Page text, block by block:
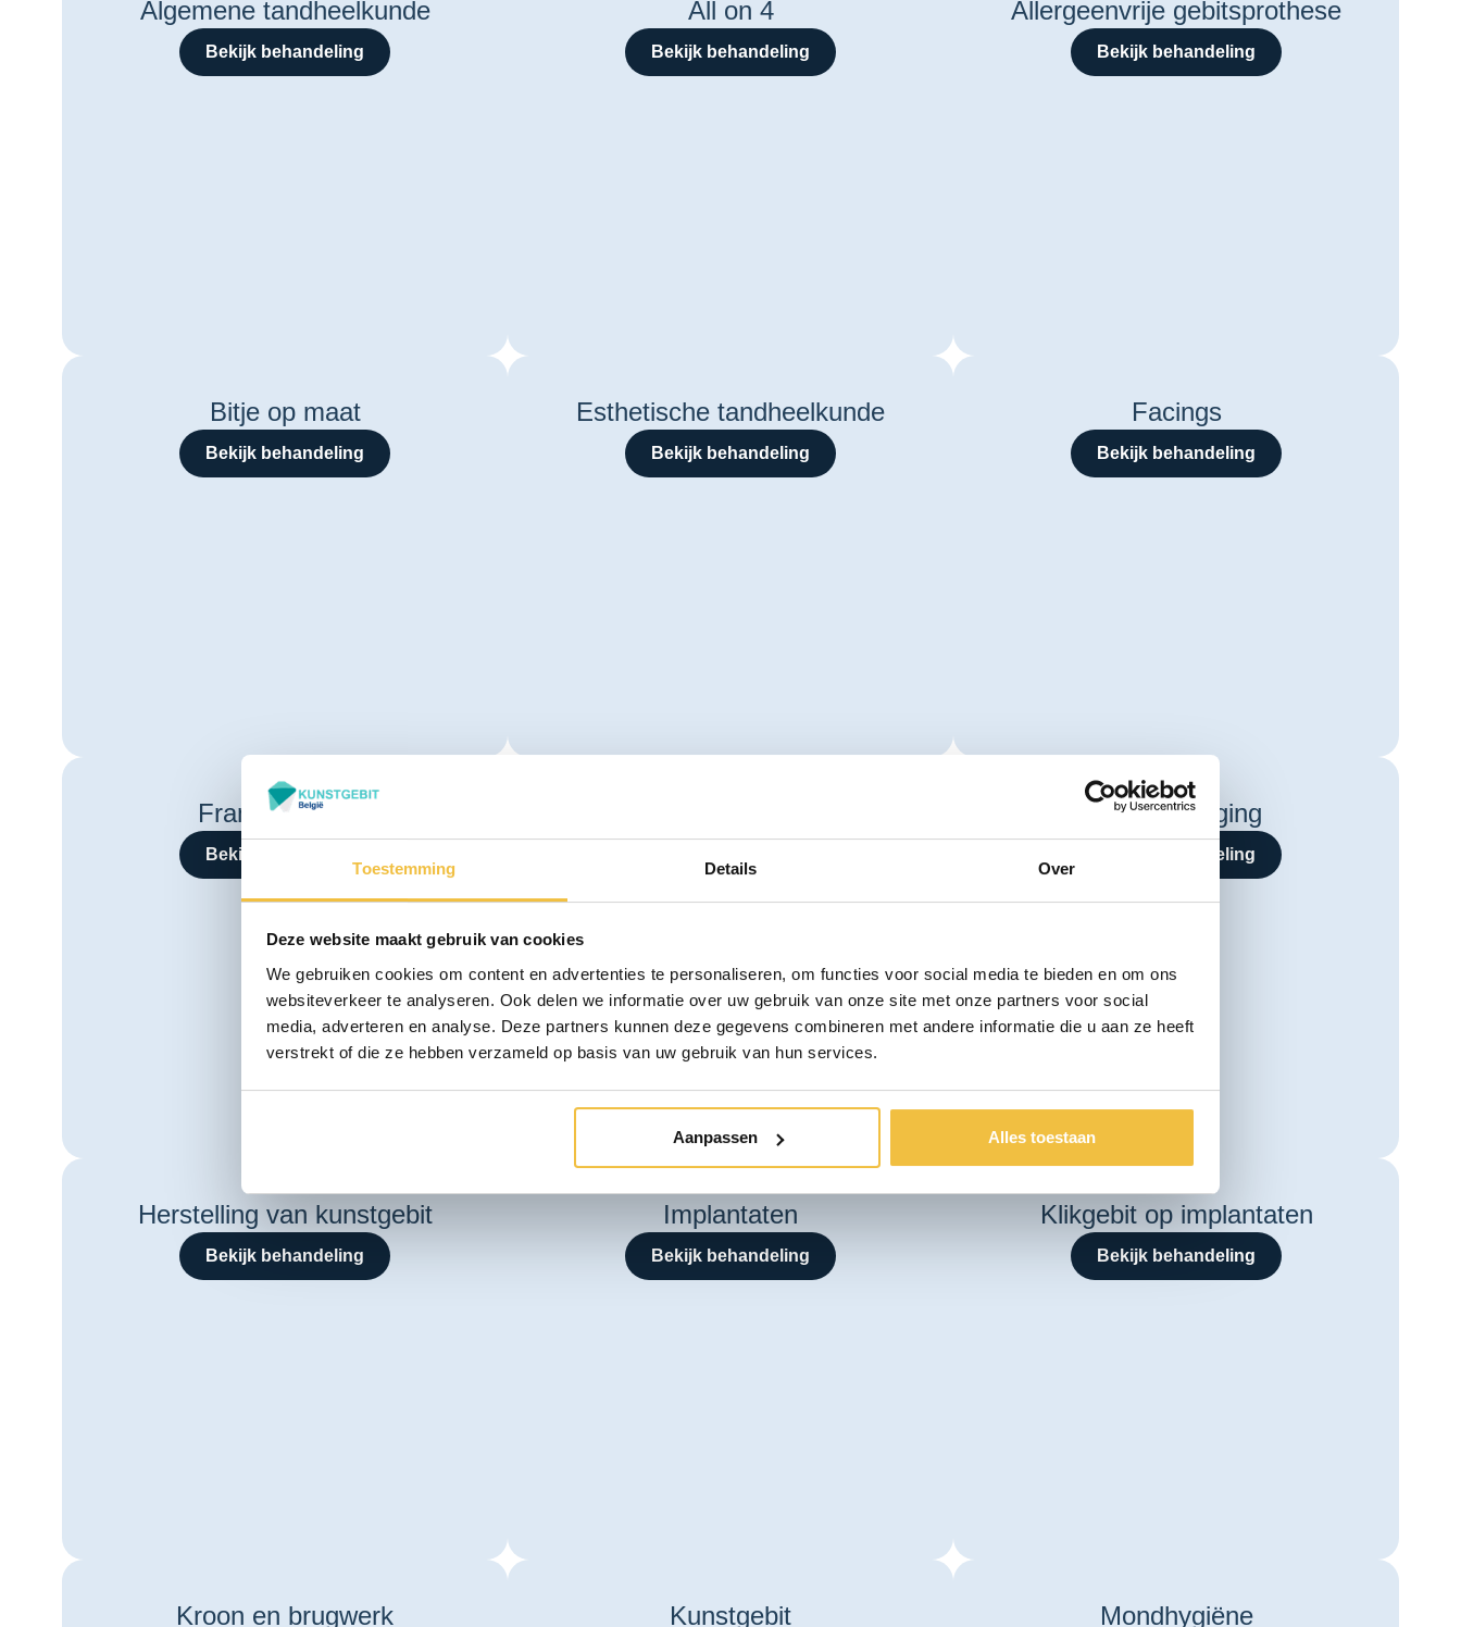
Toestemming Details Over
Deze website maakt gebruik van cookies
We gebruiken cookies om content en advertenties te personaliseren, om functies voor social media te bieden en om ons
websiteverkeer te analyseren. Ook delen we informatie over uw gebruik van onze site met onze partners voor social
media, adverteren en analyse. Deze partners kunnen deze gegevens combineren met andere informatie die u aan ze heeft
verstrekt of die ze hebben verzameld op basis van uw gebruik van hun services.
Aanpassen Alles toestaan
Algemene tandheelkunde
Bekijk behandeling
All on 4
Bekijk behandeling
Allergeenvrije gebitsprothese
Bekijk behandeling
Bitje op maat
Bekijk behandeling
Esthetische tandheelkunde
Bekijk behandeling
Facings
Bekijk behandeling
Frameprothese
Bekijk behandeling
Gebitsreiniging
Bekijk behandeling
Herstelling van kunstgebit
Bekijk behandeling
Implantaten
Bekijk behandeling
Klikgebit op implantaten
Bekijk behandeling
Kroon en brugwerk Kunstgebit Mondhygiëne